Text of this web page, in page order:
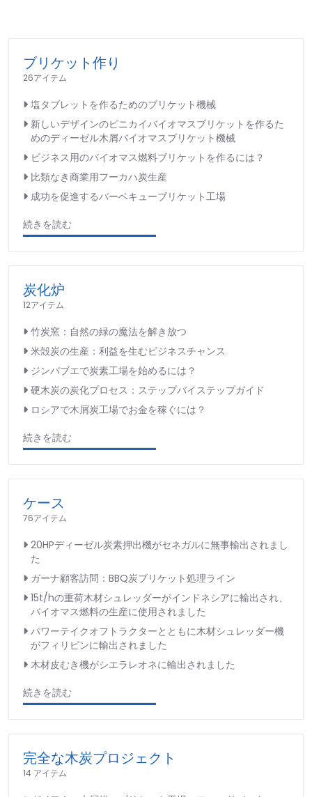
ブリケット作り
26アイテム
塩タブレットを作るためのブリケット機械
新しいデザインのピニカイバイオマスブリケットを作るた
めのディーゼル木屑バイオマスブリケット機械
ビジネス用のバイオマス燃料ブリケットを作るには？
比類なき商業用フーカハ炭生産
成功を促進するバーベキューブリケット工場
続きを読む
炭化炉
12アイテム
竹炭窯：自然の緑の魔法を解き放つ
米殻炭の生産：利益を生むビジネスチャンス
ジンバブエで炭素工場を始めるには？
硬木炭の炭化プロセス：ステップバイステップガイド
ロシアで木屑炭工場でお金を稼ぐには？
続きを読む
ケース
76アイテム
20HPディーゼル炭素押出機がセネガルに無事輸出されまし
た
ガーナ顧客訪問：BBQ炭ブリケット処理ライン
15t/hの重荷木材シュレッダーがインドネシアに輸出され、
バイオマス燃料の生産に使用されました
パワーテイクオフトラクターとともに木材シュレッダー機
がフィリピンに輸出されました
木材皮むき機がシエラレオネに輸出されました
続きを読む
完全な木炭プロジェクト
14 アイテム